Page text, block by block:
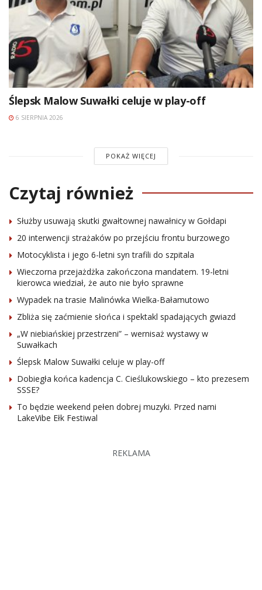
Ślepsk Malow Suwałki celuje w play-off
6 SIERPNIA 2026
POKAŻ WIĘCEJ
Czytaj również
Służby usuwają skutki gwałtownej nawałnicy w Gołdapi
20 interwencji strażaków po przejściu frontu burzowego
Motocyklista i jego 6-letni syn trafili do szpitala
Wieczorna przejażdżka zakończona mandatem. 19-letni
kierowca wiedział, że auto nie było sprawne
Wypadek na trasie Malinówka Wielka-Bałamutowo
Zbliża się zaćmienie słońca i spektakl spadających gwiazd
„W niebiańskiej przestrzeni” – wernisaż wystawy w
Suwałkach
Ślepsk Malow Suwałki celuje w play-off
Dobiegła końca kadencja C. Cieślukowskiego – kto prezesem
SSSE?
To będzie weekend pełen dobrej muzyki. Przed nami
LakeVibe Ełk Festiwal
REKLAMA